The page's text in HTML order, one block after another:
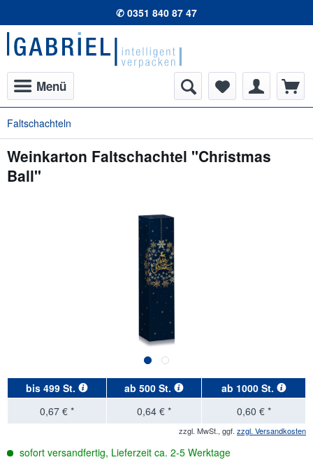
✆ 0351 840 87 47
Menü
Faltschachteln
Weinkarton Faltschachtel "Christmas
Ball"
bis 499 St. ab 500 St. ab 1000 St.
0,67 € *
0,64 € * 0,60 € *
zzgl. MwSt., ggf. zzgl. Versandkosten
sofort versandfertig, Lieferzeit ca. 2-5 Werktage